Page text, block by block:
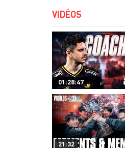
VIDÉOS
01:28:47
21:32